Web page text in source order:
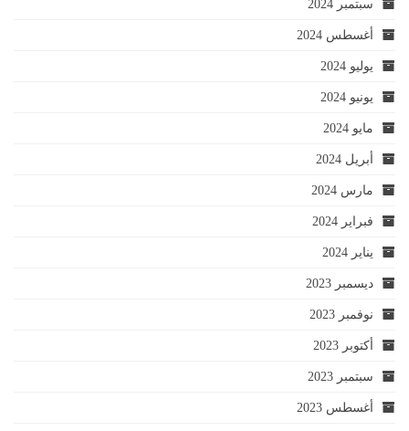
سبتمبر 2024
أغسطس 2024
يوليو 2024
يونيو 2024
مايو 2024
أبريل 2024
مارس 2024
فبراير 2024
يناير 2024
ديسمبر 2023
نوفمبر 2023
أكتوبر 2023
سبتمبر 2023
أغسطس 2023